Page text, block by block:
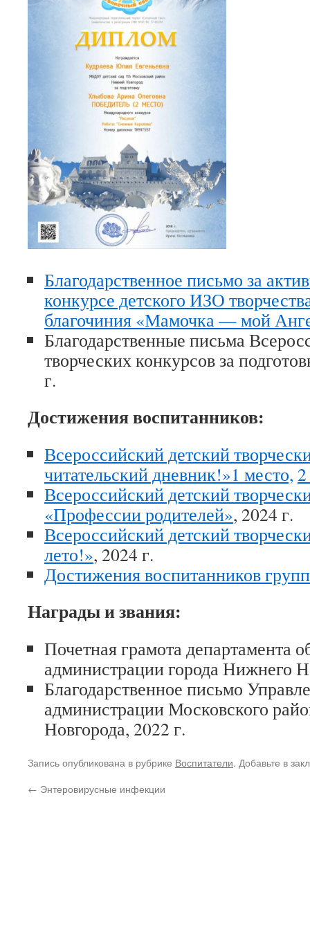
Благодарственное письмо за
конкурсе детского ИЗО
благочиния «Мамочка — мой
Благодарственные письма
творческих конкурсов за
г.
Достижения воспитанников:
Всероссийский детский
читательский дневник!»1 место,
Всероссийский детский
«Профессии родителей», 2024 г.
Всероссийский детский
лето!», 2024 г.
Достижения воспитанников
Награды и звания:
Почетная грамота департамента
администрации города Нижнего
Благодарственное письмо
администрации Московского
Новгорода, 2022 г.
Запись опубликована в рубрике Воспитатели. Добавьте в
← Энтеровирусные инфекции